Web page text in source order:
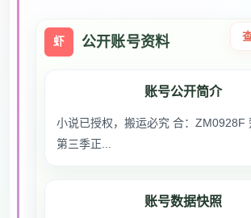
虾 公开账号资料
账号公开简介
小说已授权，搬运必究 合：ZM0928F
第三季正...
账号数据快照